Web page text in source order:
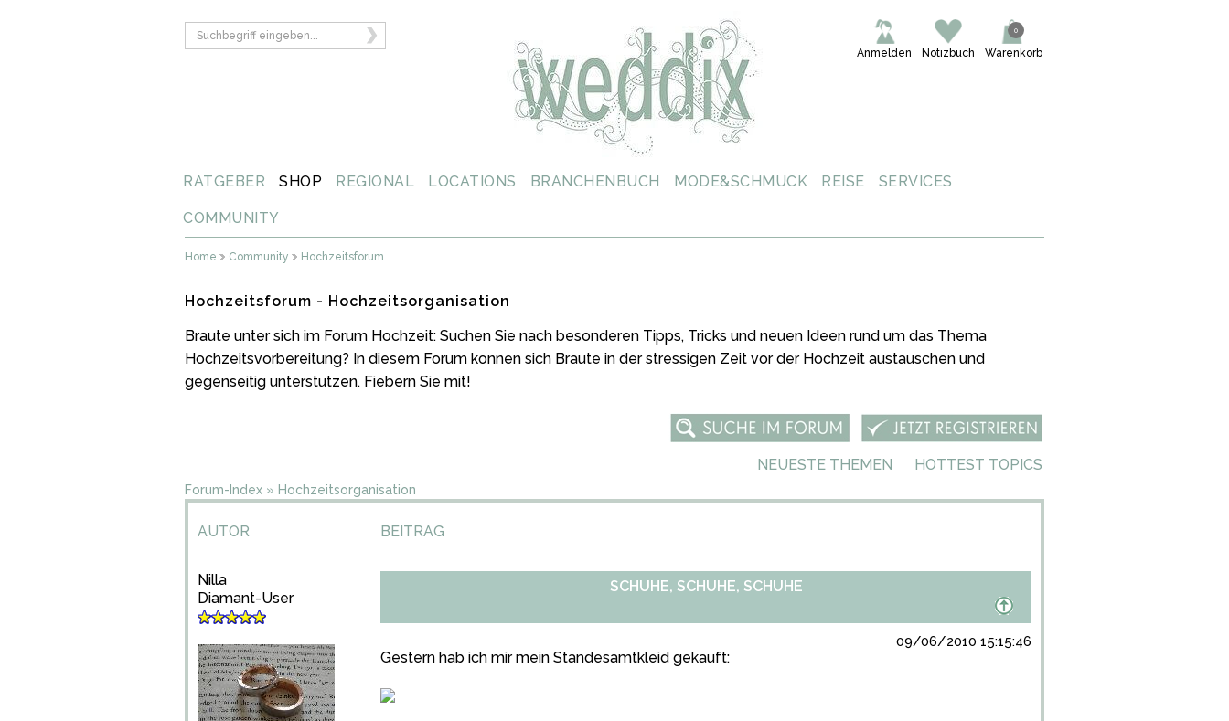
Warenkorb
0
Notizbuch
Anmelden
RATGEBER SHOP REGIONAL LOCATIONS BRANCHENBUCH MODE&SCHMUCK REISE SERVICES
COMMUNITY
Home Community Hochzeitsforum
Hochzeitsforum - Hochzeitsorganisation
Braute unter sich im Forum Hochzeit: Suchen Sie nach besonderen Tipps, Tricks und neuen Ideen rund um das Thema
Hochzeitsvorbereitung? In diesem Forum konnen sich Braute in der stressigen Zeit vor der Hochzeit austauschen und
gegenseitig unterstutzen. Fiebern Sie mit!
NEUESTE THEMEN HOTTEST TOPICS
Forum-Index » Hochzeitsorganisation
AUTOR BEITRAG
Nilla
Diamant-User
SCHUHE, SCHUHE, SCHUHE
09/06/2010 15:15:46
Gestern hab ich mir mein Standesamtkleid gekauft: